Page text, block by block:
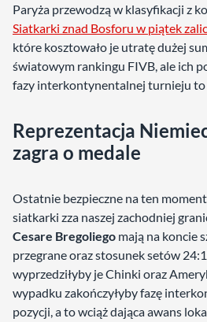
Paryża przewodzą w klasyfikacji z
Siatkarki znad Bosforu w piątek
które kosztowało je utratę dużej
światowym rankingu FIVB, ale ich
fazy interkontynentalnej turnieju to
Reprezentacja
zagra o medale
Ostatnie bezpieczne na ten
siatkarki zza naszej zachodniej
Cesare Bregoliego mają na koncie
przegrane oraz stosunek setów
wyprzedziłyby je Chinki oraz
wypadku zakończyłyby fazę
pozycji, a to wciąż dająca awans